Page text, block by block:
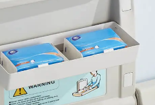
de
Secador de
cabelo